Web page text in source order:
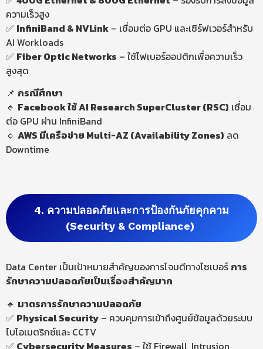
ความเร็วสูง
✅ InfiniBand & NVLink – เชื่อมต่อ GPU และเซิร์ฟเวอร์สำหรับ
AI Workloads
✅ FiberOptic Networks – ใช้ไฟเบอร์ออปติกเพื่อความเร็ว
สูงสุด
📌 กรณีศึกษา
🔹 Facebookใช้ AI Research SuperCluster (RSC) เชื่อม
ต่อ GPU ผ่าน InfiniBand
🔹 AWS มีเครือข่าย Multi-AZ (Availability Zones) ลด
Downtime
4. ความปลอดภัยและการป้องกันภัยคุกคาม
(Security & Compliance)
Data Center เป็นเป้าหมายสำคัญของการโจมตีทางไซเบอร์ การ
รักษาความปลอดภัยเป็นเรื่องสำคัญมาก
🔹 มาตรการรักษาความปลอดภัย
✅ PhysicalSecurity – ควบคุมการเข้าถึงศูนย์ข้อมูลด้วยระบบ
ไบโอเมตริกซ์และ CCTV
✅ CybersecurityMeasures – ใช้ Firewall, Intrusion